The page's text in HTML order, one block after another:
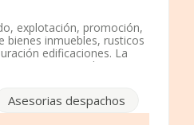
explotación, promoción,
bienes inmuebles, rusticos
edificaciones. La
corresponde a
es 6820. La empresa no
B59374744, está situada
Asesorias despachos